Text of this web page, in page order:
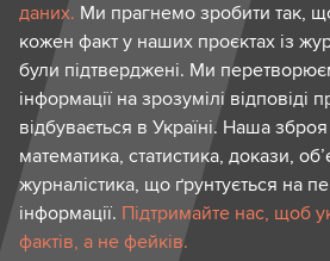
даних. Ми прагнемо зробити так,
кожен факт у наших проєктах із
були підтверджені. Ми
інформації на зрозумілі відповіді
відбувається в Україні. Наша
математика, статистика, докази,
журналістика, що ґрунтується на
інформації. Підтримайте нас, щоб
фактів, а не фейків.